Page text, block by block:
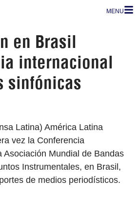
MENU
en Brasil
internacional
sinfónicas
Latina) América Latina
vez la Conferencia
Asociación Mundial de Bandas
Instrumentales, en Brasil,
de medios periodísticos.